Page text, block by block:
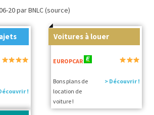
20 par BNLC (source)
!
Voitures à louer
EUROPCAR
Bons plans de
location de
voiture !
> Découvrir !